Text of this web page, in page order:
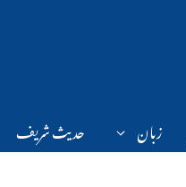
زبان حدیث شریف